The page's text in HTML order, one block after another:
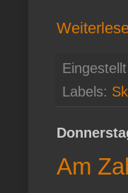
Labels:
Am